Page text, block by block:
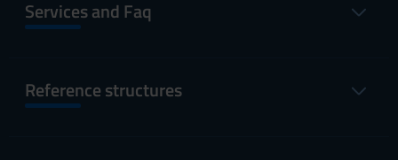
Services and Faq
Reference structures